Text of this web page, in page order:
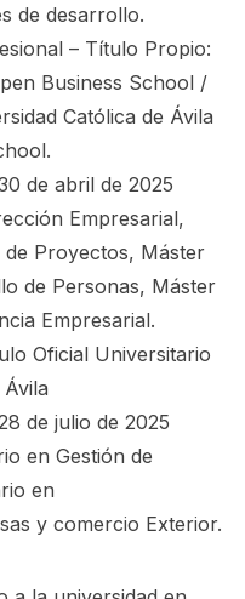
de desarrollo.
– Título Propio:
Business School /
Católica de Ávila
de abril de 2025
Empresarial,
Proyectos​, Máster
de Personas, Máster
Empresarial.
Oficial Universitario
de julio de 2025
en Gestión de
en
y comercio Exterior.